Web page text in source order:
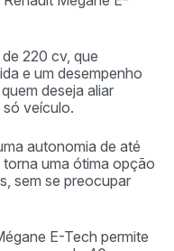
220 cv, que
e um desempenho
deseja aliar
veículo.
autonomia de até
uma ótima opção
sem se preocupar
E-Tech permite